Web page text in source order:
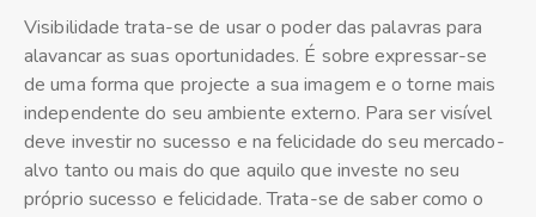
Visibilidade trata-se de usar o poder das palavras para
alavancar as suas oportunidades. É sobre expressar-se
de uma forma que projecte a sua imagem e o torne mais
independente do seu ambiente externo. Para ser visível
deve investir no sucesso e na felicidade do seu mercado-
alvo tanto ou mais do que aquilo que investe no seu
próprio sucesso e felicidade. Trata-se de saber como o